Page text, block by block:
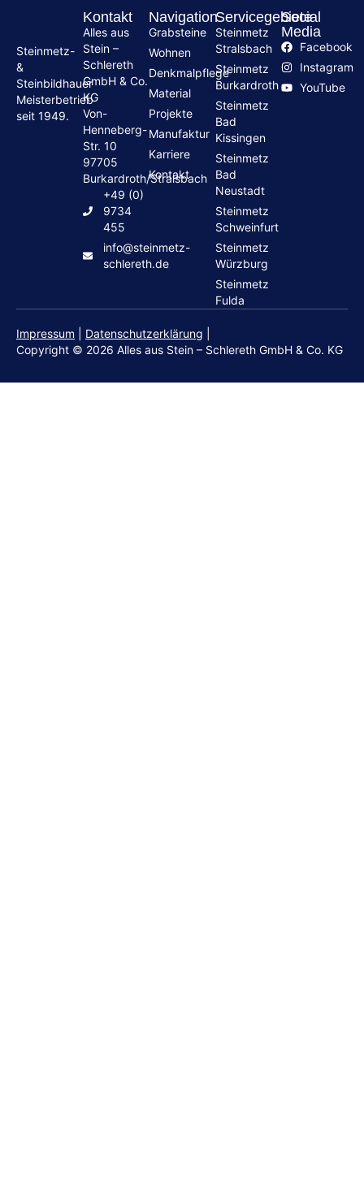
Steinmetz-
&
Steinbildhauer
Meisterbetrieb
seit 1949.
Kontakt
Alles aus
Stein –
Schlereth
GmbH & Co.
KG
Von-
Henneberg-
Str. 10
97705
Burkardroth/Stralsbach
+49 (0)
9734
455
info@steinmetz-
schlereth.de
Navigation
Grabsteine
Wohnen
Denkmalpflege
Material
Projekte
Manufaktur
Karriere
Kontakt
Servicegebiete
Steinmetz
Stralsbach
Steinmetz
Burkardroth
Steinmetz
Bad
Kissingen
Steinmetz
Bad
Neustadt
Steinmetz
Schweinfurt
Steinmetz
Würzburg
Steinmetz
Fulda
Social
Media
Facebook
Instagram
YouTube
Copyright © 2026 Alles aus Stein – Schlereth GmbH & Co. KG
Impressum Datenschutzerklärung